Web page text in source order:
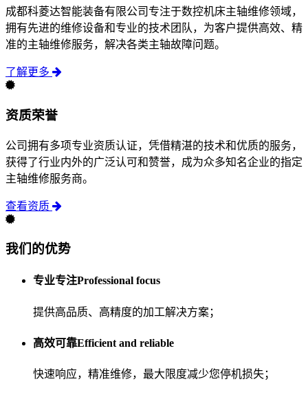
成都科菱达智能装备有限公司专注于数控机床主轴维修领域，
拥有先进的维修设备和专业的技术团队，为客户提供高效、精
准的主轴维修服务，解决各类主轴故障问题。
了解更多
资质荣誉
公司拥有多项专业资质认证，凭借精湛的技术和优质的服务，
获得了行业内外的广泛认可和赞誉，成为众多知名企业的指定
主轴维修服务商。
查看资质
我们的优势
专业专注Professional focus
提供高品质、高精度的加工解决方案；
高效可靠Efficient and reliable
快速响应，精准维修，最大限度减少您停机损失；